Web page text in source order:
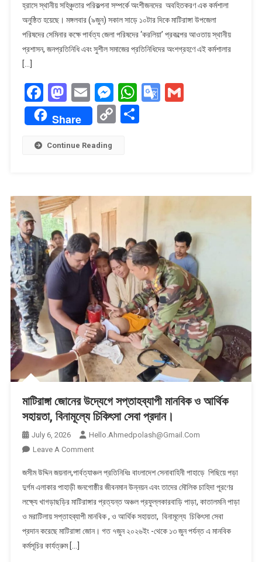
অবহিতকরণ
কর্মশালা
অনুষ্ঠিত।
হ্রাসে স্থানীয় সহিঞ্চুতার পরিকল্পনা সম্পর্কে অংশীজনদের অবহিতকরণ এক কর্মশালা
অনুষ্ঠিত হয়েছে। মঙ্গলবার (৯জুন) সকাল সাড়ে ১০টার দিকে মাটিরাঙ্গা উপজেলা
পরিষদের সেমিনার কক্ষে পার্বত্য জেলা পরিষদের ‘করলিয়া’ প্রকল্পের আওতায় স্থানীয়
প্রশাসন, জনপ্রতিনিধি এবং সুশীল সমাজের প্রতিনিধিদের অংশগ্রহণে এই কর্মশালার
[…]
Facebook
Mastodon
EmailMessenger
WhatsApp
Google
Gmail
Share
CopyShare
Continue Reading
মাটিরাঙ্গা জোনের উদ্যেগে সপ্তাহব্যাপী মানবিক ও আর্থিক
সহায়তা, বিনামূল্যে চিকিৎসা সেবা প্রদান।
July 6, 2026
Hello.ahmedpolash@gmail.com
Leave A CommentOn
জোনের
উদ্যেগে
সপ্তাহব্যাপী
মানবিক
ও
জসীম উদ্দিন জয়নাল,পার্বত্যাঞ্চল প্রতিনিধিঃ বাংলাদেশ সেনাবাহিনী পাহাড়ে পিছিয়ে পড়া
দুর্গম এলাকার পাহাড়ী জনগোষ্ঠীর জীবনমান উন্নয়ন এবং তাদের মৌলিক চাহিদা পূরণের
লক্ষ্যে খাগড়াছড়ির মাটিরাঙ্গার প্রত্যন্ত অঞ্চল প্রফুল্লকারবাড়ি পাড়া, কাতালমনি পাড়া
ও মরাটিলায় সপ্তাহব্যাপী মানবিক , ও আর্থিক সহায়তা, বিনামূল্যে চিকিৎসা সেবা
প্রদান করেছে মাটিরাঙ্গা জোন। গত ৭জুন ২০২৬ইং -থেকে ১৩ জুন পর্যন্ত এ মানবিক
কর্মসূচির কার্যত্রুম […]